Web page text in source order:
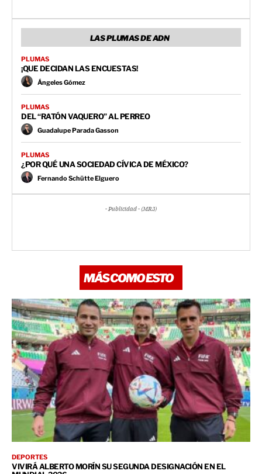
LAS PLUMAS DE ADN
PLUMAS
¡QUE DECIDAN LAS ENCUESTAS!
Ángeles Gómez
PLUMAS
DEL “RATÓN VAQUERO” AL PERREO
Guadalupe Parada Gasson
PLUMAS
¿POR QUÉ UNA SOCIEDAD CÍVICA DE MÉXICO?
Fernando Schütte Elguero
- Publicidad - (MR3)
MÁS COMO ESTO
DEPORTES
VIVIRÁ ALBERTO MORÍN SU SEGUNDA DESIGNACIÓN EN EL